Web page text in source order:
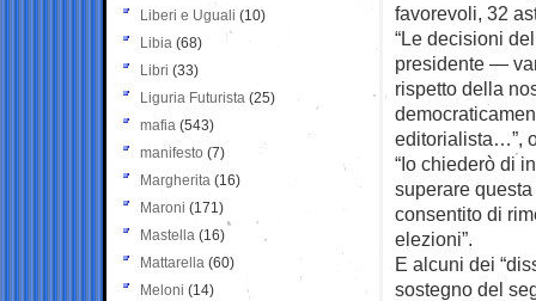
favorevoli, 32
“Le decisioni
presidente —
rispetto della
editorialista…”,
“Io chiederò di
superare
consentito di
elezioni”.
E alcuni dei
sostegno del
Liberi e Uguali (10)
Libia (68)
Libri (33)
Liguria Futurista (25)
mafia (543)
manifesto (7)
Margherita (16)
Maroni (171)
Mastella (16)
Mattarella (60)
Meloni (14)